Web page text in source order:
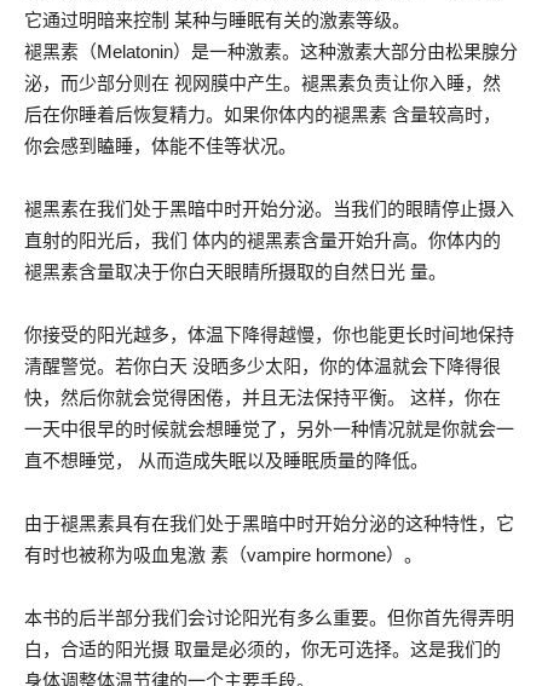
它通过明暗来控制 某种与睡眠有关的激素等级。
褪黑素（Melatonin）是一种激素。这种激素大部分由松果腺分
泌，而少部分则在 视网膜中产生。褪黑素负责让你入睡，然
后在你睡着后恢复精力。如果你体内的褪黑素 含量较高时，
你会感到瞌睡，体能不佳等状况。
褪黑素在我们处于黑暗中时开始分泌。当我们的眼睛停止摄入
直射的阳光后，我们 体内的褪黑素含量开始升高。你体内的
褪黑素含量取决于你白天眼睛所摄取的自然日光 量。
你接受的阳光越多，体温下降得越慢，你也能更长时间地保持
清醒警觉。若你白天 没晒多少太阳，你的体温就会下降得很
快，然后你就会觉得困倦，并且无法保持平衡。 这样，你在
一天中很早的时候就会想睡觉了，另外一种情况就是你就会一
直不想睡觉， 从而造成失眠以及睡眠质量的降低。
由于褪黑素具有在我们处于黑暗中时开始分泌的这种特性，它
有时也被称为吸血鬼激 素（vampire hormone）。
本书的后半部分我们会讨论阳光有多么重要。但你首先得弄明
白，合适的阳光摄 取量是必须的，你无可选择。这是我们的
身体调整体温节律的一个主要手段。